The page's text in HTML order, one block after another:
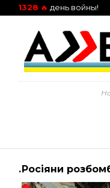
1328 🔥 день войны!
SmartBAG: Ваш ідеальний інтернет-магазин сумок та аксесуарів